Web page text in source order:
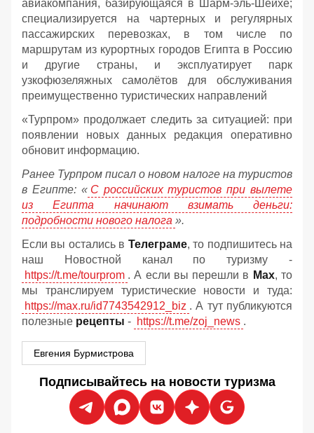
авиакомпания, базирующаяся в Шарм‑эль‑Шейхе;
специализируется на чартерных и регулярных
пассажирских перевозках, в том числе по
маршрутам из курортных городов Египта в Россию
и другие страны, и эксплуатирует парк
узкофюзеляжных самолётов для обслуживания
преимущественно туристических направлений
«Турпром» продолжает следить за ситуацией: при
появлении новых данных редакция оперативно
обновит информацию.
Ранее Турпром писал о новом налоге на туристов
в Египте:« С российских туристов при вылете
из Египта начинают взимать деньги:
подробности нового налога ».
Если вы остались в Телеграме, то подпишитесь на
наш Новостной канал по туризму -
https://t.me/tourprom . А если вы перешли в Мах, то
мы транслируем туристические новости и туда:
https://max.ru/id7743542912_biz . А тут публикуются
полезные рецепты - https://t.me/zoj_news .
Евгения Бурмистрова
Подписывайтесь на новости туризма